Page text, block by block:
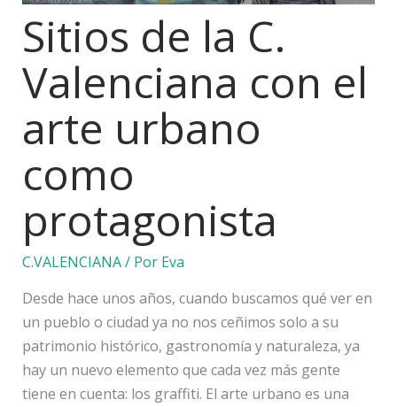
Sitios de la C.
Valenciana con el
arte urbano
como
protagonista
C.VALENCIANA/ Por Eva
Desde hace unos años, cuando buscamos qué ver en
un pueblo o ciudad ya no nos ceñimos solo a su
patrimonio histórico, gastronomía y naturaleza, ya
hay un nuevo elemento que cada vez más gente
tiene en cuenta: los graffiti. El arte urbano es una